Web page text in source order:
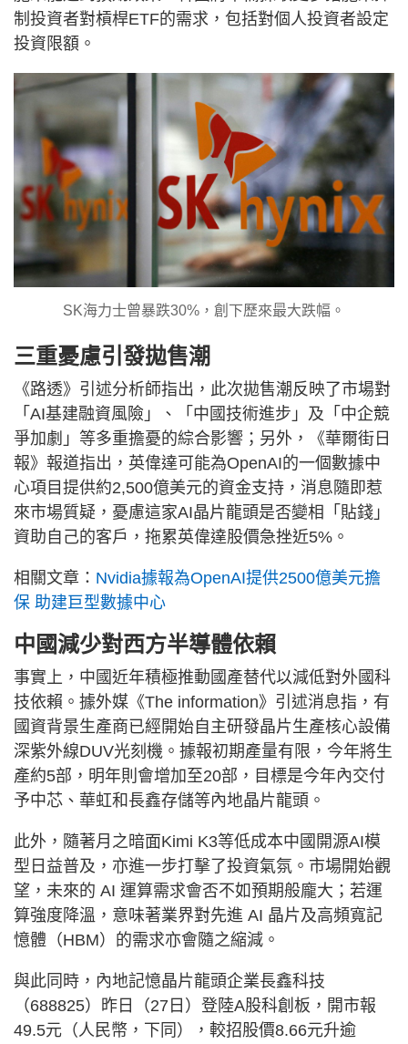
制投資者對槓桿ETF的需求，包括對個人投資者設定
投資限額。
SK海力士曾暴跌30%，創下歷來最大跌幅。
三重憂慮引發拋售潮
《路透》引述分析師指出，此次拋售潮反映了市場對
「AI基建融資風險」、「中國技術進步」及「中企競
爭加劇」等多重擔憂的綜合影響；另外，《華爾街日
報》報道指出，英偉達可能為OpenAI的一個數據中
心項目提供約2,500億美元的資金支持，消息隨即惹
來市場質疑，憂慮這家AI晶片龍頭是否變相「貼錢」
資助自己的客戶，拖累英偉達股價急挫近5%。
相關文章： Nvidia據報為OpenAI提供2500億美元擔
保 助建巨型數據中心
中國減少對西方半導體依賴
事實上，中國近年積極推動國產替代以減低對外國科
技依賴。據外媒《The information》引述消息指，有
國資背景生產商已經開始自主研發晶片生產核心設備
深紫外線DUV光刻機。據報初期產量有限，今年將生
產約5部，明年則會增加至20部，目標是今年內交付
予中芯、華虹和長鑫存儲等內地晶片龍頭。
此外，隨著月之暗面Kimi K3等低成本中國開源AI模
型日益普及，亦進一步打擊了投資氣氛。市場開始觀
望，未來的 AI 運算需求會否不如預期般龐大；若運
算強度降溫，意味著業界對先進 AI 晶片及高頻寬記
憶體（HBM）的需求亦會隨之縮減。
與此同時，內地記憶晶片龍頭企業長鑫科技
（688825）昨日（27日）登陸A股科創板，開市報
49.5元（人民幣，下同），較招股價8.66元升逾